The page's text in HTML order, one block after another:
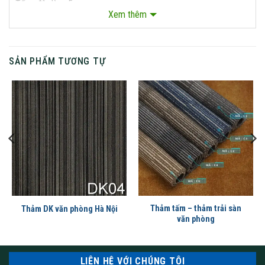
Tổng độ dày : 5mm
Tổng trọng lượng : 950g/ tấm
Khổ thảm : 100cm x 25cm
Xem thêm
SẢN PHẨM TƯƠNG TỰ
Thảm DK văn phòng Hà Nội
Thảm tấm – thảm trải sàn
văn phòng
LIÊN HỆ VỚI CHÚNG TÔI